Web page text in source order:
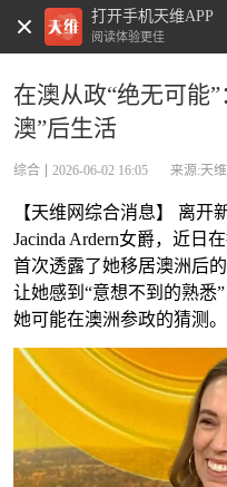
打开手机天维APP
阅读体验更佳
在澳从政“绝无可能”
澳”后生活
综合 2026-06-02 16:05 来源:天
【天维网综合消息】 离开
Jacinda Ardern女爵，近日
首次透露了她移居澳洲后
让她感到“意想不到的熟悉
她可能在澳洲参政的猜测。